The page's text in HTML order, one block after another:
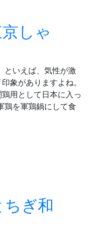
しゃ
いえば、気性が激
象がありますよね。
用として日本に入っ
を軍鶏鍋にして食
ぎ和